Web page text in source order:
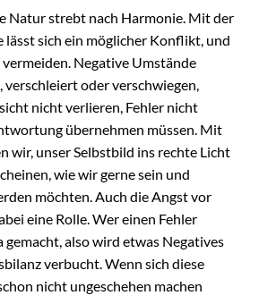
Natur strebt nach Harmonie. Mit der
lässt sich ein möglicher Konflikt, und
vermeiden. Negative Umstände
verschleiert oder verschwiegen,
nicht verlieren, Fehler nicht
übernehmen müssen. Mit
wir, unser Selbstbild ins rechte Licht
wie wir gerne sein und
möchten. Auch die Angst vor
eine Rolle. Wer einen Fehler
gemacht, also wird etwas Negatives
verbucht. Wenn sich diese
nicht ungeschehen machen